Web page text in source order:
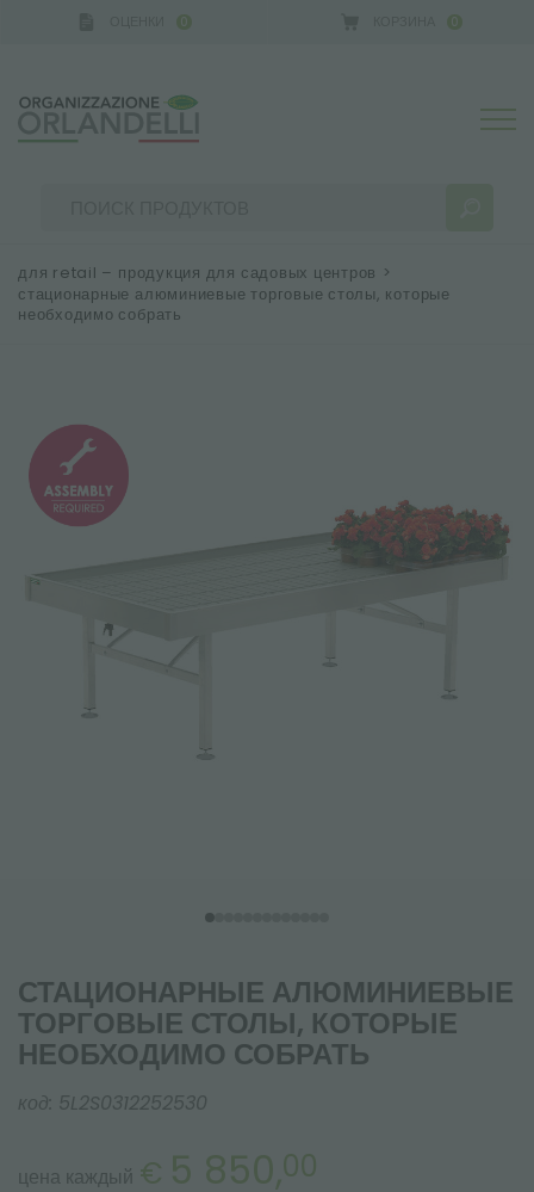
0 0
БОЛЬШЕ РЕЗУЛЬТАТОВ ДЛЯ ВАС:
для retail – продукция для садовых центров >
стационарные алюминиевые торговые столы, которые
необходимо собрать
СТАЦИОНАРНЫЕ АЛЮМИНИЕВЫЕ
ТОРГОВЫЕ СТОЛЫ, КОТОРЫЕ
НЕОБХОДИМО СОБРАТЬ
код: 5L2S0312252530
цена каждый € 5 850,00